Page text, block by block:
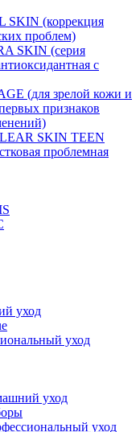
SKIN (коррекция
проблем)
SKIN (серия
с
(для зрелой кожи и
признаков
SKIN TEEN
проблемная
уход
уход
уход
уход